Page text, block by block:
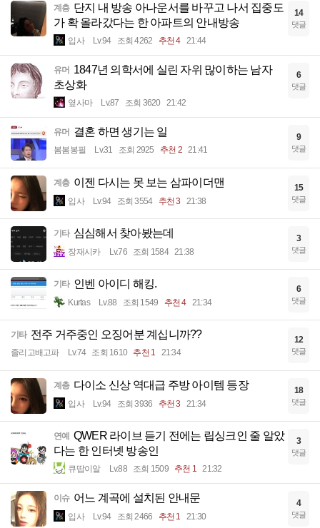
계층 단지 내 방송 아나운서를 바꾸고 나서 집중도
가 확 올라갔다는 한 아파트의 안내방송
입사 Lv.94 조회 4262 추천 4 21:44
14
댓글
유머 1847년 의학서에 실린 자위 많이하는 남자
초상화
옆사마 Lv.87 조회 3620 21:42
6
댓글
유머 결혼 하면 생기는 일
봄봄봉필 Lv.31 조회 2925 추천 2 21:41
9
댓글
계층 이젠 다시는 못 보는 삼파이더맨
입사 Lv.94 조회 3554 추천 3 21:38
15
댓글
기타 심심해서 찾아봤는데
장재시카 Lv.76 조회 1584 21:38
3
댓글
기타 인벤 아이디 해킹.
Kurtas Lv.88 조회 1549 추천 4 21:34
6
댓글
기타 전주 거주중인 오징어분 계십니까??
졸리고배고파 Lv.74 조회 1610 추천 1 21:34
12
댓글
계층 다이소 신상 역대급 주방 아이템 등장
입사 Lv.94 조회 3936 추천 3 21:34
18
댓글
연예 QWER 라이브 듣기 전에는 립싱크인 줄 알았
다는 한 인터넷 방송인
큐땁이알 Lv.88 조회 1509 추천 1 21:32
3
댓글
이슈 어느 계곡에 설치된 안내문
입사 Lv.94 조회 2466 추천 1 21:30
4
댓글